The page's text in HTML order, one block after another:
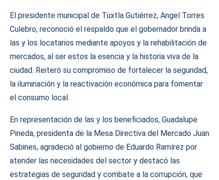
El presidente municipal de Tuxtla Gutiérrez, Angel Torres
Culebro, reconoció el respaldo que el gobernador brinda a
las y los locatarios mediante apoyos y la rehabilitación de
mercados, al ser estos la esencia y la historia viva de la
ciudad. Reiteró su compromiso de fortalecer la seguridad,
la iluminación y la reactivación económica para fomentar
el consumo local.
En representación de las y los beneficiados, Guadalupe
Pineda, presidenta de la Mesa Directiva del Mercado Juan
Sabines, agradeció al gobierno de Eduardo Ramírez por
atender las necesidades del sector y destacó las
estrategias de seguridad y combate a la corrupción, que